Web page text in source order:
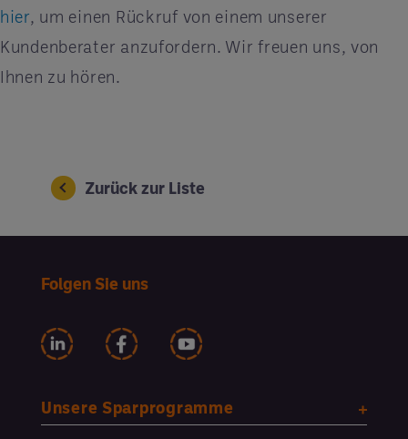
hier, um einen Rückruf von einem unserer
Kundenberater anzufordern. Wir freuen uns, von
Ihnen zu hören.
Zurück zur Liste
Folgen Sie uns
Unsere Sparprogramme